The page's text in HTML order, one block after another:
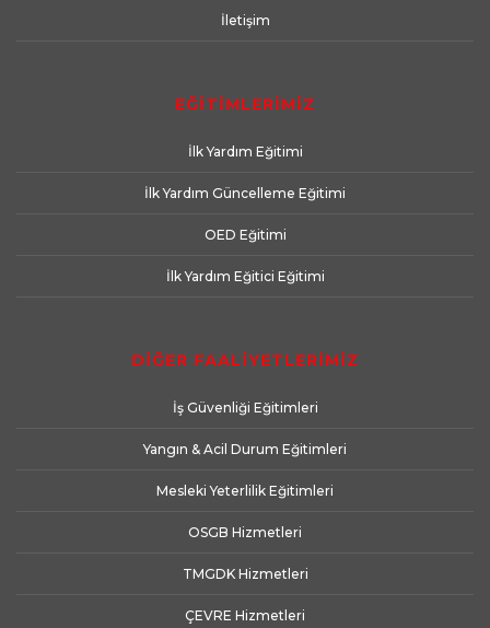
İletişim
EĞİTİMLERİMİZ
İlk Yardım Eğitimi
İlk Yardım Güncelleme Eğitimi
OED Eğitimi
İlk Yardım Eğitici Eğitimi
DİĞER FAALİYETLERİMİZ
İş Güvenliği Eğitimleri
Yangın & Acil Durum Eğitimleri
Mesleki Yeterlilik Eğitimleri
OSGB Hizmetleri
TMGDK Hizmetleri
ÇEVRE Hizmetleri